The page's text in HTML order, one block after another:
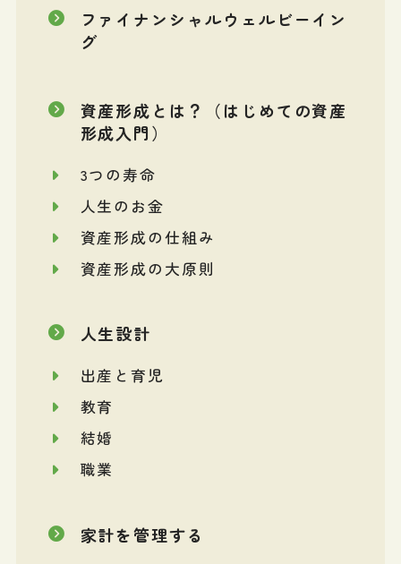
ファイナンシャルウェルビーイン
グ
資産形成とは？（はじめての資産
形成入門）
3つの寿命
人生のお金
資産形成の仕組み
資産形成の大原則
人生設計
出産と育児
教育
結婚
職業
家計を管理する